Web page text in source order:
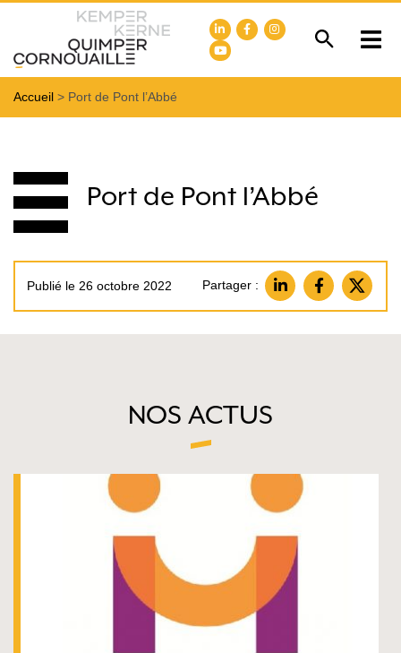
Accueil > Port de Pont l’Abbé
Port de Pont l’Abbé
Publié le 26 octobre 2022 Partager :
NOS ACTUS